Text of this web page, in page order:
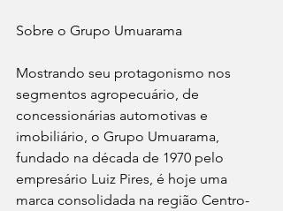
Sobre o Grupo Umuarama
Mostrando seu protagonismo nos
segmentos agropecuário, de
concessionárias automotivas e
imobiliário, o Grupo Umuarama,
fundado na década de 1970 pelo
empresário Luiz Pires, é hoje uma
marca consolidada na região Centro-